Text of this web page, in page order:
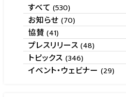
すべて(530)
お知らせ (70)
協賛(41)
プレスリリース(48)
トピックス (346)
イベント・ウェビナー (29)